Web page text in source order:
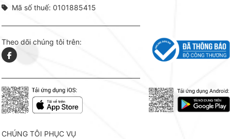
Mã số thuế: 0101885415
Theo dõi chúng tôi trên:
CHÚNG TÔI PHỤC VỤ